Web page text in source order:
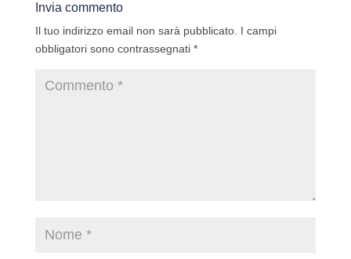
Invia commento
Il tuo indirizzo email non sarà pubblicato. I campi
obbligatori sono contrassegnati *